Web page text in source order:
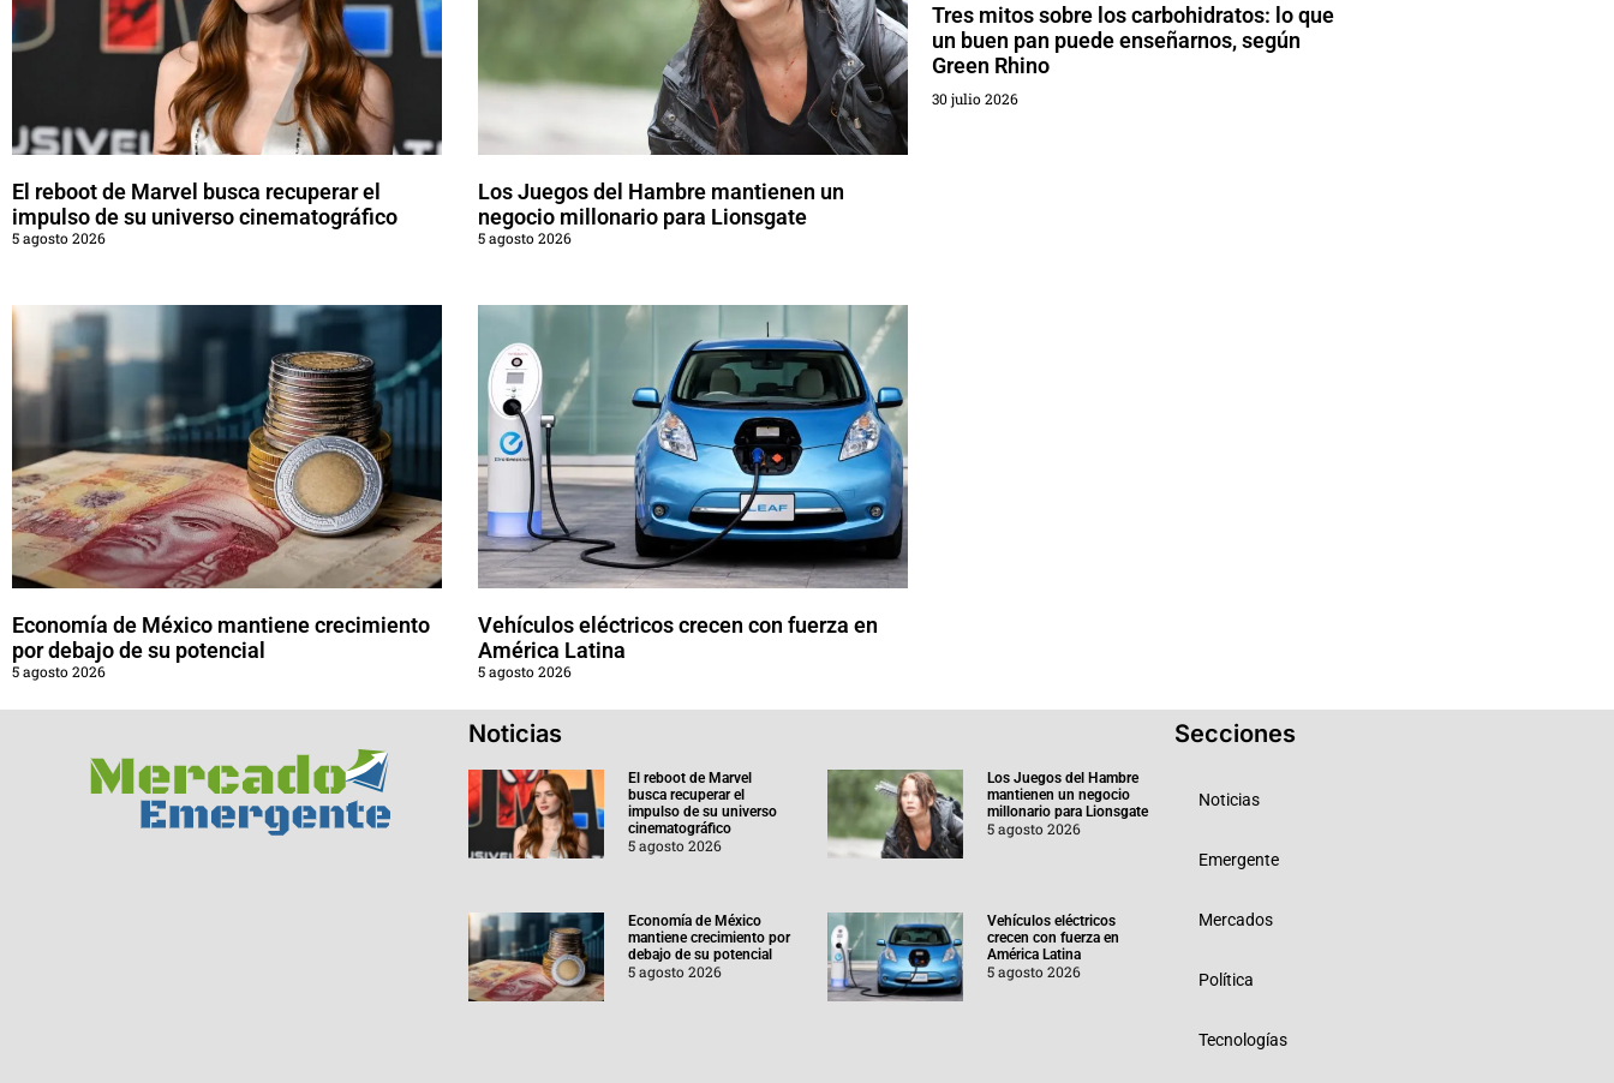
El reboot de Marvel busca recuperar el
impulso de su universo cinematográfico
5 agosto 2026
Los Juegos del Hambre mantienen un
negocio millonario para Lionsgate
5 agosto 2026
Economía de México mantiene crecimiento
por debajo de su potencial
5 agosto 2026
Vehículos eléctricos crecen con fuerza en
América Latina
5 agosto 2026
Tres mitos sobre los carbohidratos: lo que
un buen pan puede enseñarnos, según
Green Rhino
30 julio 2026
Noticias
El reboot de Marvel
busca recuperar el
impulso de su universo
cinematográfico
5 agosto 2026
Los Juegos del Hambre
mantienen un negocio
millonario para Lionsgate
5 agosto 2026
Economía de México
mantiene crecimiento por
debajo de su potencial
5 agosto 2026
Vehículos eléctricos
crecen con fuerza en
América Latina
5 agosto 2026
Secciones
Noticias
Emergente
Mercados
Política
Tecnologías